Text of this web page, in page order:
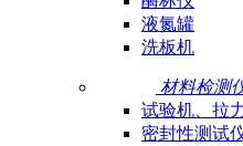
液氮罐
洗板机
材料检测
试验机、拉
密封性测试